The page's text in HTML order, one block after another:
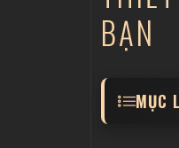
BẠN
MỤC